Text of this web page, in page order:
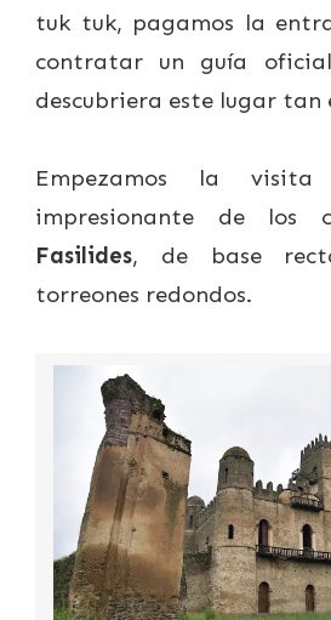
tuk tuk, pagamos la
contratar un guía
descubriera este lugar tan
Empezamos la
impresionante de los
Fasilides, de base
torreones redondos.